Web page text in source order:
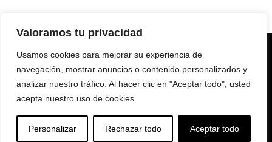
Valoramos tu privacidad
Usamos cookies para mejorar su experiencia de
navegación, mostrar anuncios o contenido personalizados y
analizar nuestro tráfico. Al hacer clic en "Aceptar todo", usted
acepta nuestro uso de cookies.
Personalizar Rechazar todo Aceptar todo
Cómo comprar| Devoluciones |
Términos y condiciones|Prohibida la
venta de bebidas alcohólicas a
menores de 18 años